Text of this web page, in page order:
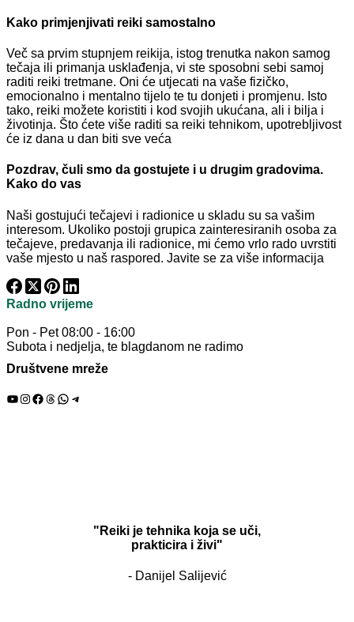
Kako primjenjivati reiki samostalno
Več sa prvim stupnjem reikija, istog trenutka nakon samog
tečaja ili primanja usklađenja, vi ste sposobni sebi samoj
raditi reiki tretmane. Oni će utjecati na vaše fizičko,
emocionalno i mentalno tijelo te tu donjeti i promjenu. Isto
tako, reiki možete koristiti i kod svojih ukućana, ali i bilja i
životinja. Što ćete više raditi sa reiki tehnikom, upotrebljivost
će iz dana u dan biti sve veća
Pozdrav, čuli smo da gostujete i u drugim gradovima.
Kako do vas
Naši gostujući tečajevi i radionice u skladu su sa vašim
interesom. Ukoliko postoji grupica zainteresiranih osoba za
tečajeve, predavanja ili radionice, mi ćemo vrlo rado uvrstiti
vaše mjesto u naš raspored. Javite se za više informacija
Radno vrijeme
Pon - Pet 08:00 - 16:00
Subota i nedjelja, te blagdanom ne radimo
Društvene mreže
YouTube
Instagram
Facebook
Threads
WhatsApp
Telegram
"Reiki je tehnika koja se uči,
prakticira i živi"
- Danijel Salijević